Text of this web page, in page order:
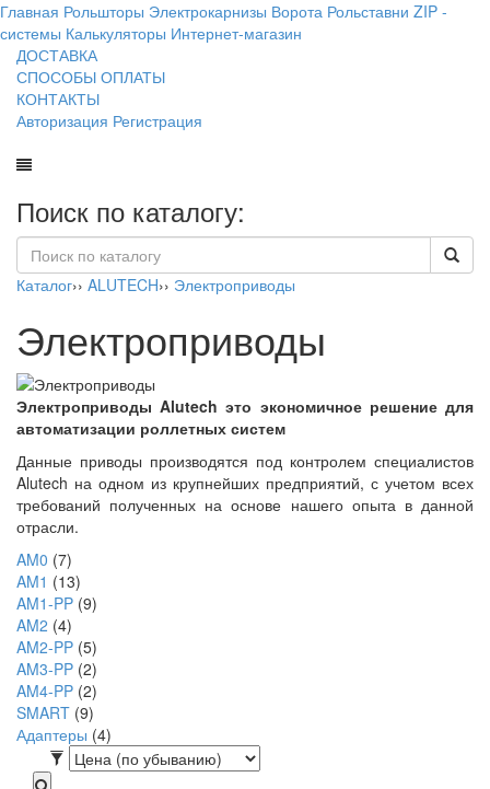
Главная Рольшторы Электрокарнизы Ворота Рольставни ZIP -
системы Калькуляторы Интернет-магазин
ДОСТАВКА
СПОСОБЫ ОПЛАТЫ
КОНТАКТЫ
Авторизация Регистрация
Поиск по каталогу:
Каталог›› ALUTECH›› Электроприводы
Электроприводы
Электроприводы Alutech это экономичное решение для
автоматизации роллетных систем
Данные приводы производятся под контролем специалистов
Alutech на одном из крупнейших предприятий, с учетом всех
требований полученных на основе нашего опыта в данной
отрасли.
AM0 (7)
AM1 (13)
AM1-PP (9)
AM2 (4)
AM2-PP (5)
AM3-PP (2)
AM4-PP (2)
SMART (9)
Адаптеры (4)